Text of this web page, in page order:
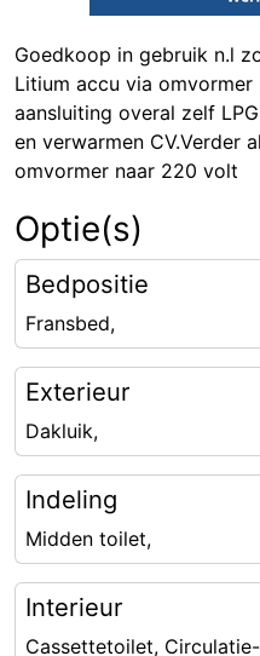
Goedkoop in gebruik n.l
Litium accu via
aansluiting overal zelf
en verwarmen CV.Verder
omvormer naar 220 volt
Optie(s)
Bedpositie
Fransbed,
Exterieur
Dakluik,
Indeling
Midden toilet,
Interieur
Cassettetoilet,